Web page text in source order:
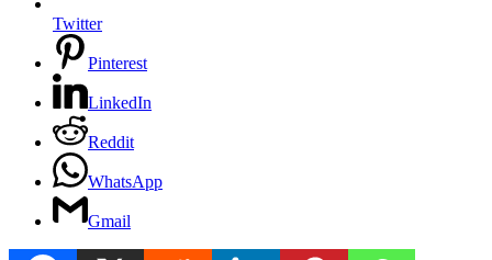
Twitter
Pinterest
LinkedIn
Reddit
WhatsApp
Gmail